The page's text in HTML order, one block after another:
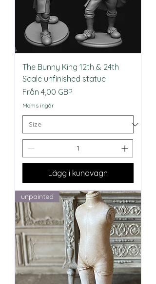
The Bunny King 12th & 24th
Scale unfinished statue
Från 4,00 GBP
Reapris
Moms ingår
Lägg i kundvagn
unpainted